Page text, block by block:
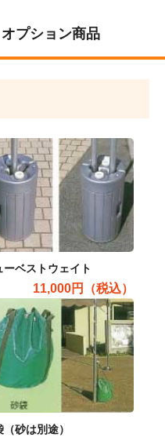
プション商品
ーベストウェイト
11,000円（税込）
（砂は別途）